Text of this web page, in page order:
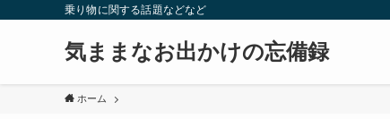
乗り物に関する話題などなど
気ままなお出かけの忘備録
ホーム